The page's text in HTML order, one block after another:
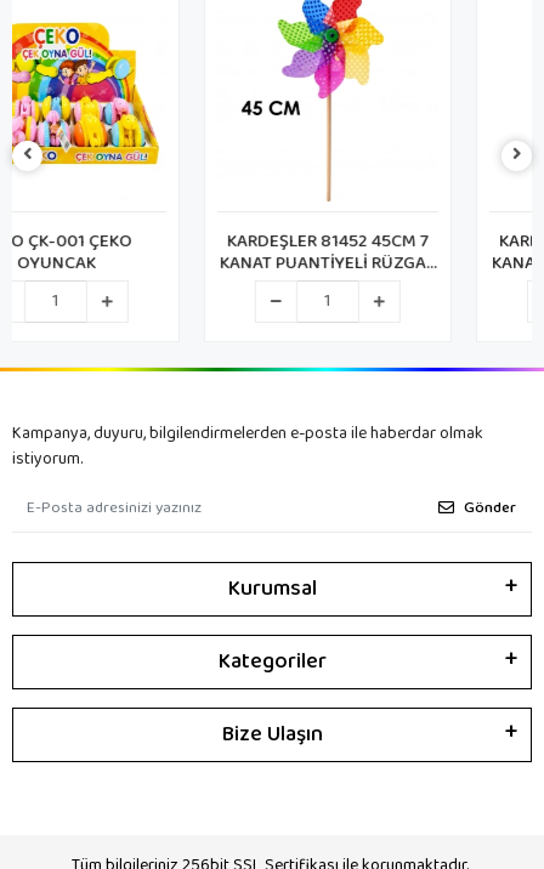
KARDEŞLER 81452 45CM 7
KANAT PUANTİYELİ RÜZGAR
KARDEŞLER 81353 35CM 7
KANAT PUANTİYELİ RÜZGAR
Kampanya, duyuru, bilgilendirmelerden e-posta ile haberdar olmak
istiyorum.
Gönder
Kurumsal
Kategoriler
Bize Ulaşın